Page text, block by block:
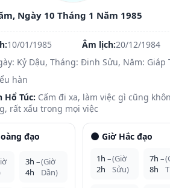
Ngày 10 Tháng 1 Năm 1985
10/01/1985 Âm lịch:20/12/1984
Kỷ Dậu, Tháng: Đinh Sửu, Năm: Giáp
hàn
Hổ Túc: Cấm đi xa, làm việc gì cũng
rất xấu trong mọi việc
đạo
3h –
4h
(Giờ
Dần)
🌑 Giờ Hắc đạo
1h –
2h
(Giờ
Sửu)
7h –
8h